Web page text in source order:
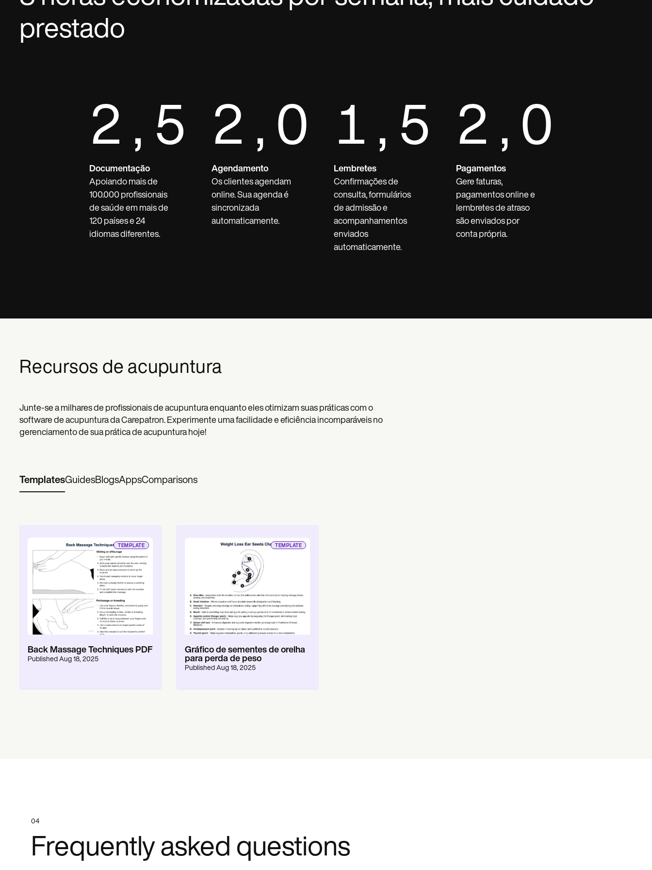
prestado
2,5
Documentação
Apoiando mais de
100.000 profissionais
de saúde em mais de
120 países e 24
idiomas diferentes.
2,0
Agendamento
Os clientes agendam
online. Sua agenda é
sincronizada
automaticamente.
1,5
Lembretes
Confirmações de
consulta, formulários
de admissão e
acompanhamentos
enviados
automaticamente.
2,0
Pagamentos
Gere faturas,
pagamentos online e
lembretes de atraso
são enviados por
conta própria.
Recursos de acupuntura
Junte-se a milhares de profissionais de acupuntura enquanto eles otimizam suas práticas com o
software de acupuntura da Carepatron. Experimente uma facilidade e eficiência incomparáveis no
gerenciamento de sua prática de acupuntura hoje!
TemplatesGuidesBlogsAppsComparisons
TEMPLATE
Back Massage Techniques PDF
Published Aug 18, 2025
TEMPLATE
Gráfico de sementes de orelha
para perda de peso
Published Aug 18, 2025
04
Frequently asked questions